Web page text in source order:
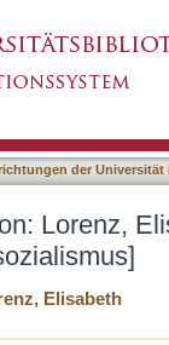
der
Lorenz,
Elisabeth